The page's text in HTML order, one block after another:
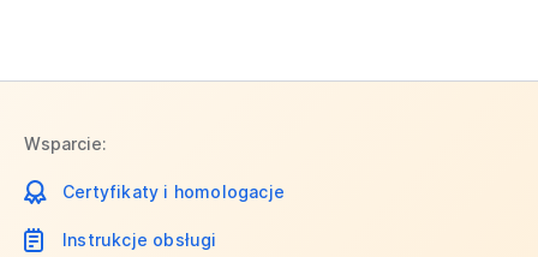
Wsparcie:
Certyfikaty i homologacje
Instrukcje obsługi